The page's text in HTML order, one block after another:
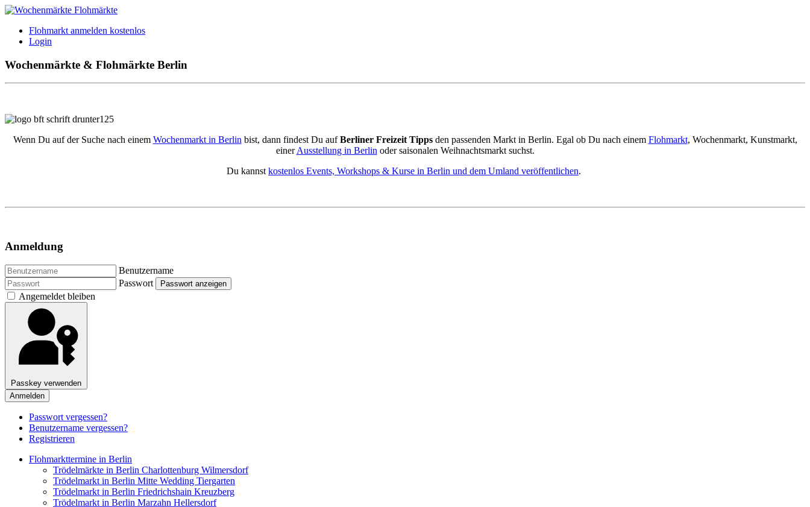
Flohmarkt anmelden kostenlos
Login
Wochenmärkte & Flohmärkte Berlin
Wenn Du auf der Suche nach einem Wochenmarkt in Berlinbist, dann findest Du aufBerliner Freizeit Tippsden passenden Markt in Berlin. Egal ob Du nach einem Flohmarkt, Wochenmarkt, Kunstmarkt,
einerAusstellung in Berlinoder saisonalen Weihnachtsmarkt suchst.
Du kannstkostenlos Events, Workshops & Kurse in Berlin und dem Umland veröffentlichen.
Anmeldung
Benutzername
Passwort
Passwort anzeigen
Angemeldet bleiben
Passkey verwenden
Anmelden
Passwort vergessen?
Benutzername vergessen?
Registrieren
Flohmarkttermine in Berlin
Trödelmärkte in Berlin Charlottenburg Wilmersdorf
Trödelmarkt in Berlin Mitte Wedding Tiergarten
Trödelmarkt in Berlin Friedrichshain Kreuzberg
Trödelmarkt in Berlin Marzahn Hellersdorf